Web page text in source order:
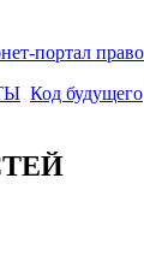
Код будущего